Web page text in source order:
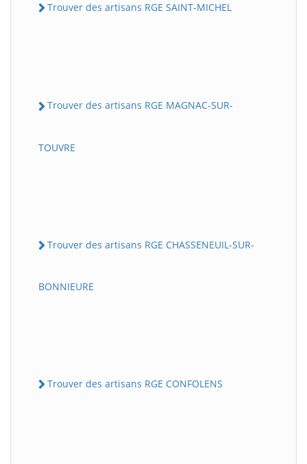
Trouver des artisans RGE SAINT-MICHEL
Trouver des artisans RGE MAGNAC-SUR-
TOUVRE
Trouver des artisans RGE CHASSENEUIL-SUR-
BONNIEURE
Trouver des artisans RGE CONFOLENS